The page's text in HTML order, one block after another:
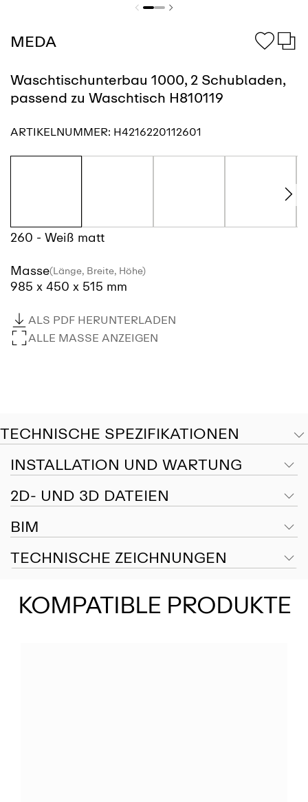
MEDA
Waschtischunterbau 1000, 2 Schubladen,
passend zu Waschtisch H810119
ARTIKELNUMMER: H4216220112601
260 - Weiß matt
Masse(Länge, Breite, Höhe)
985 x 450 x 515 mm
ALS PDF HERUNTERLADEN
ALLE MASSE ANZEIGEN
TECHNISCHE SPEZIFIKATIONEN
INSTALLATION UND WARTUNG
2D- UND 3D DATEIEN
BIM
TECHNISCHE ZEICHNUNGEN
KOMPATIBLE PRODUKTE